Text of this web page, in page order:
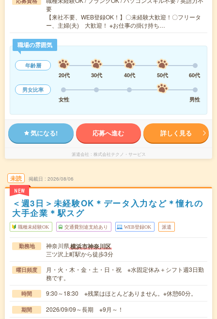
要
【来社不要、WEB登録OK！】〇未経験大歓迎！〇フリータ
ー、主婦(夫) 大歓迎！ ※お仕事の掛け持ち…
職場の雰囲気
年齢層
20代
30代 40代 50代
60代
男女比率
女性
男性
気になる! 応募へ進む 詳しく見る
派遣会社 株式会社テクノ・サービス
未読
NEW
掲載日 2026/08/06
＜週3日＞未経験OK＊データ入力など＊憧れの
大手企業＊駅スグ
職種未経験OK 交通費別途支給あり WEB登録OK 派遣
勤務地 神奈川県横浜市神奈川区
三ツ沢上町駅から徒歩3分
曜日頻度
月・火・木・金・土・日・祝 ※水固定休み＋シフト週3日勤
務です。
時間 9:30～18:30 ※残業はほとんどありません。※休憩60分。
期間 2026/09/09～長期 ※9月～！